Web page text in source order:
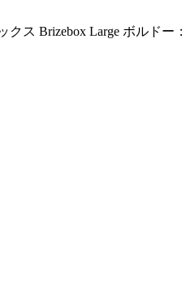
ス Brizebox Large ボルドー：